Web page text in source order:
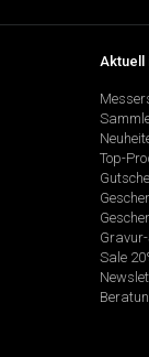
Aktuell
Top-
Sale